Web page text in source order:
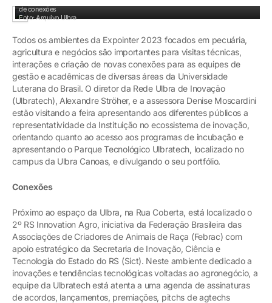
de conexões
Foto: Arquivo Ulbra
Todos os ambientes da Expointer 2023 focados em pecuária,
agricultura e negócios são importantes para visitas técnicas,
interações e criação de novas conexões para as equipes de
gestão e acadêmicas de diversas áreas da Universidade
Luterana do Brasil. O diretor da Rede Ulbra de Inovação
(Ulbratech), Alexandre Ströher, e a assessora Denise Moscardini
estão visitando a feira apresentando aos diferentes públicos a
representatividade da Instituição no ecossistema de inovação,
orientando quanto ao acesso aos programas de incubação e
apresentando o Parque Tecnológico Ulbratech, localizado no
campus da Ulbra Canoas, e divulgando o seu portfólio.
Conexões
Próximo ao espaço da Ulbra, na Rua Coberta, está localizado o
2º RS Innovation Agro, iniciativa da Federação Brasileira das
Associações de Criadores de Animais de Raça (Febrac) com
apoio estratégico da Secretaria de Inovação, Ciência e
Tecnologia do Estado do RS (Sict). Neste ambiente dedicado a
inovações e tendências tecnológicas voltadas ao agronegócio, a
equipe da Ulbratech está atenta a uma agenda de assinaturas
de acordos, lançamentos, premiações, pitchs de agtechs